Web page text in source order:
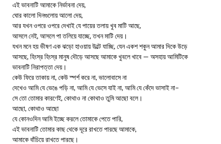
এই ভাবনাটি আমাকে নির্ভাবনা দেয়,
ঘোর কালো দিনগুলোয় আলো দেয়,
আর যখন ওপরে ওপরে দেখাই যে পায়ের তলায় খুব মাটি আছে,
আসলে নেই, আসলে পা তলিয়ে যাচ্ছে, তখন মাটি দেয়।
যখন মনে হয় ভীষণ এক ঝড়ো হাওয়ায় উল্টে যাচ্ছি, যেন একশ শকুন আমার দিকে উড়ে
আসছে, হিংস্র হিংস্র মানুষ দৌড়ে আসছে আমাকে খুবলে খাবে — অসহায় আমিটিকে
ভাবনাটি নিরাপত্তা দেয়।
কেউ ফিরে তাকায় না, কেউ স্পর্শ করে না, ভালোবাসে না
দেখেও আমি যে ভেঙে পড়ি না, আমি যে ভেসে যাই না, আমি যে কেঁদে ভাসাই না–
সে তো তোমার কারণেই, কোথাও না কোথাও তুমি আছো বলে।
আছো, কোথাও আছো
যে কোনওদিন আমি ইচ্ছে করলে তোমাকে পেতে পারি,
এই ভাবনাটি তোমার কাছ থেকে দূরে রাখতে পারছে আমাকে,
আমাকে বাঁচিয়ে রাখতে পারছে।